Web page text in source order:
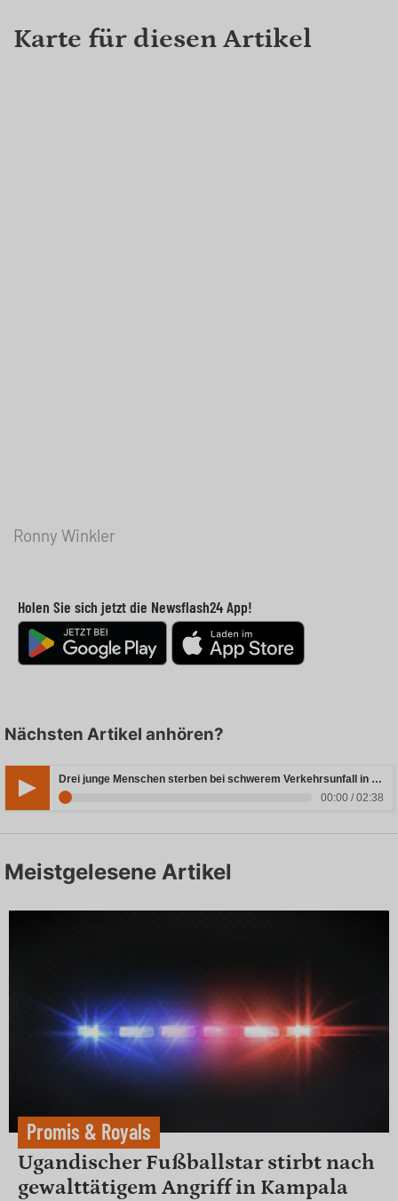
Karte für diesen Artikel
Ronny Winkler
Holen Sie sich jetzt die Newsflash24 App!
Nächsten Artikel anhören?
Drei junge Menschen sterben bei schwerem Verkehrsunfall in Rheinland-Pfalz
00:00 / 02:38
Meistgelesene Artikel
Promis & Royals
Ugandischer Fußballstar stirbt nach
gewalttätigem Angriff in Kampala